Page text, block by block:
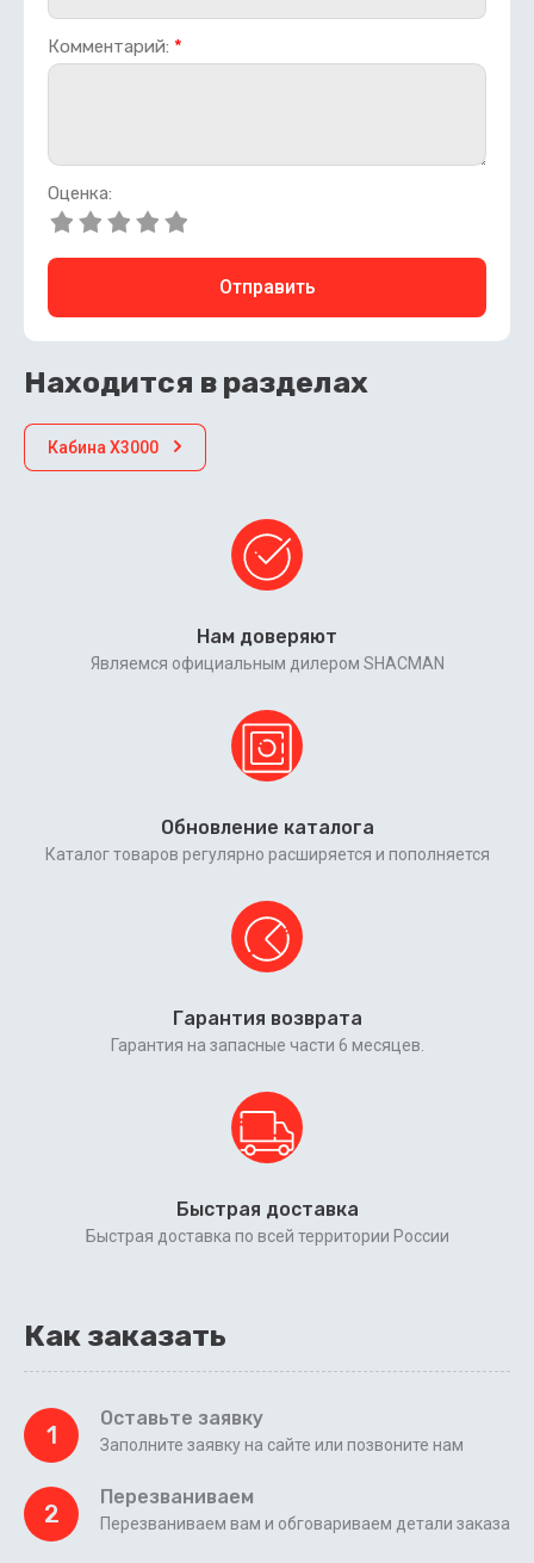
Комментарий: *
Оценка:
Отправить
Находится в разделах
Кабина X3000
Нам доверяют
Являемся официальным дилером SHACMAN
Обновление каталога
Каталог товаров регулярно расширяется и пополняется
Гарантия возврата
Гарантия на запасные части 6 месяцев.
Быстрая доставка
Быстрая доставка по всей территории России
Как заказать
1
Оставьте заявку
Заполните заявку на сайте или позвоните нам
2
Перезваниваем
Перезваниваем вам и обговариваем детали заказа